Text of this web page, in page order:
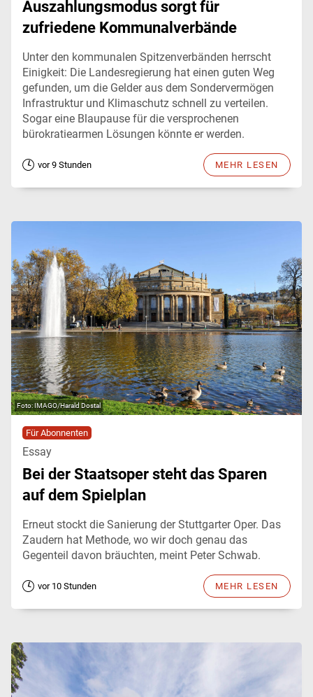
Auszahlungsmodus sorgt für
zufriedene Kommunalverbände
Unter den kommunalen Spitzenverbänden herrscht
Einigkeit: Die Landesregierung hat einen guten Weg
gefunden, um die Gelder aus dem Sondervermögen
Infrastruktur und Klimaschutz schnell zu verteilen.
Sogar eine Blaupause für die versprochenen
bürokratiearmen Lösungen könnte er werden.
vor 9 Stunden MEHR LESEN
IMAGO/Harald Dostal
Für Abonnenten
Essay
Bei der Staatsoper steht das Sparen
auf dem Spielplan
Erneut stockt die Sanierung der Stuttgarter Oper. Das
Zaudern hat Methode, wo wir doch genau das
Gegenteil davon bräuchten, meint Peter Schwab.
vor 10 Stunden MEHR LESEN